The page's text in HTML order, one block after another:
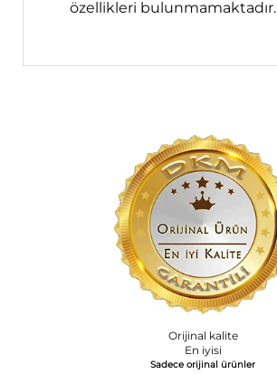
özellikleri bulunmamaktadır.
Orijinal kalite
En iyisi
Sadece orijinal ürünler